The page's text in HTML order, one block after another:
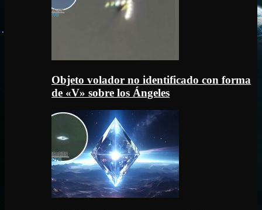
Objeto volador no identificado con forma
de «V» sobre los Ángeles